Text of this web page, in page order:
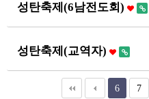
성탄축제(6남전도회)
성탄축제(교역자)
6 7